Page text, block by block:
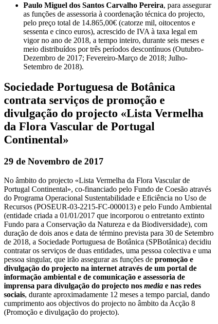
Paulo Miguel dos Santos Carvalho Pereira, para assegurar
as funções de assessoria à coordenação técnica do projecto,
pelo preço total de 14.865,00€ (catorze mil, oitocentos e
sessenta e cinco euros), acrescido de IVA à taxa legal em
vigor no ano de 2018, a tempo inteiro, durante seis meses e
meio distribuídos por três períodos descontínuos (Outubro-
Dezembro de 2017; Fevereiro-Março de 2018; Julho-
Setembro de 2018).
Sociedade Portuguesa de Botânica
contrata serviços de promoção e
divulgação do projecto «Lista Vermelha
da Flora Vascular de Portugal
Continental»
29 de Novembro de 2017
No âmbito do projecto «Lista Vermelha da Flora Vascular de
Portugal Continental», co-financiado pelo Fundo de Coesão através
do Programa Operacional Sustentabilidade e Eficiência no Uso de
Recursos (POSEUR-03-2215-FC-000013) e pelo Fundo Ambiental
(entidade criada a 01/01/2017 que incorporou o entretanto extinto
Fundo para a Conservação da Natureza e da Biodiversidade), com
duração de dois anos e data de término prevista para 30 de Setembro
de 2018, a Sociedade Portuguesa de Botânica (SPBotânica) decidiu
contratar os serviços de duas entidades, uma pessoa colectiva e uma
pessoa singular, que irão assegurar as funções de promoção e
divulgação do projecto na internet através de um portal de
informação ambiental e de comunicação e assessoria de
imprensa para divulgação do projecto nos media e nas redes
sociais, durante aproximadamente 12 meses a tempo parcial, dando
cumprimento aos objectivos do projecto no âmbito da Acção 8
(Promoção e divulgação do projecto).